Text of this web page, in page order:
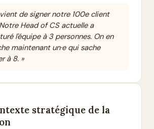
de signer notre 100e client
Head of CS actuelle a
l'équipe à 3 personnes. On en
maintenant un·e qui sache
à 8. »
stratégique de la